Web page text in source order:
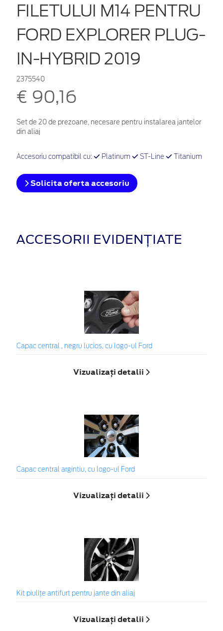
FILETULUI M14 PENTRU
FORD EXPLORER PLUG-
IN-HYBRID 2019
2375540
€ 90,16
Set de 20 de prezoane, necesare pentru instalarea jantelor
din aliaj
Accesoriu compatibil cu: Platinum ST-Line Titanium
Solicita oferta accesoriu
ACCESORII EVIDENȚIATE
Capac central , negru lucios, cu logo-ul Ford
Vizualizați detalii
Capac central argintiu, cu logo-ul Ford
Vizualizați detalii
Kit piuliţe antifurt pentru jante din aliaj
Vizualizați detalii